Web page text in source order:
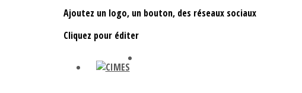
Ajoutez un logo, un bouton, des réseaux sociaux
Cliquez pour éditer